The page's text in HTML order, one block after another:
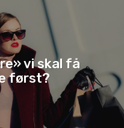
vi skal få
først?